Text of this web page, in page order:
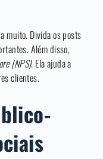
muito. Divida os posts
Além disso,
(NPS). Ela ajuda a
clientes.